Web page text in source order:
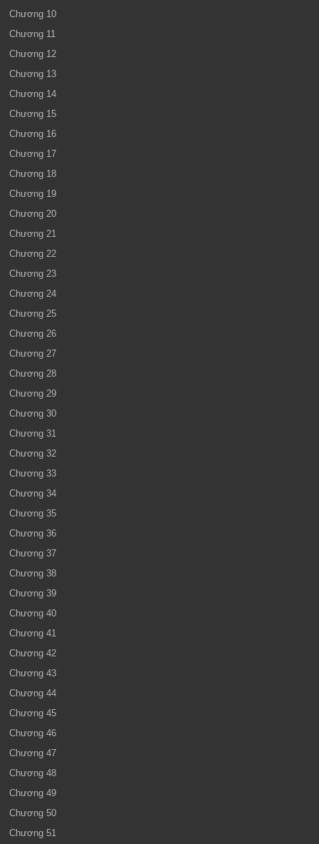
Chương 10
Chương 11
Chương 12
Chương 13
Chương 14
Chương 15
Chương 16
Chương 17
Chương 18
Chương 19
Chương 20
Chương 21
Chương 22
Chương 23
Chương 24
Chương 25
Chương 26
Chương 27
Chương 28
Chương 29
Chương 30
Chương 31
Chương 32
Chương 33
Chương 34
Chương 35
Chương 36
Chương 37
Chương 38
Chương 39
Chương 40
Chương 41
Chương 42
Chương 43
Chương 44
Chương 45
Chương 46
Chương 47
Chương 48
Chương 49
Chương 50
Chương 51